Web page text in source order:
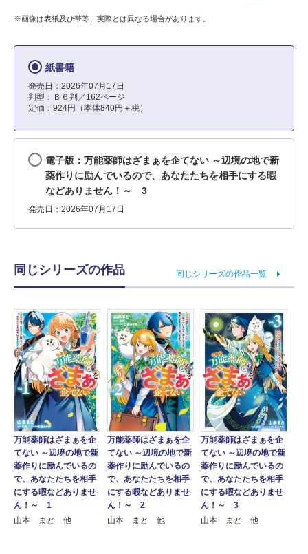
※画像は表紙及び帯等、実際とは異なる場合があります。
紙書籍
発売日：2026年07月17日
判型：Ｂ６判／162ページ
定価：924円（本体840円＋税）
電子版：万能薬師はざまぁを企てない ～辺境の地で新
薬作りに励んでいるので、あなたたちを相手にする暇
などありません！～ 3
発売日：2026年07月17日
同じシリーズの作品 同じシリーズの作品一覧
万能薬師はざまぁを企
てない ～辺境の地で新
薬作りに励んでいるの
で、あなたたちを相手
にする暇などありませ
ん！～ 1
山本 まと 他
万能薬師はざまぁを企
てない ～辺境の地で新
薬作りに励んでいるの
で、あなたたちを相手
にする暇などありませ
ん！～ 2
山本 まと 他
万能薬師はざまぁを企
てない ～辺境の地で新
薬作りに励んでいるの
で、あなたたちを相手
にする暇などありませ
ん！～ 3
山本 まと 他